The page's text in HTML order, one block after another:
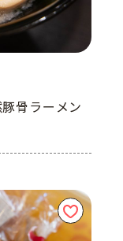
骨ラーメン